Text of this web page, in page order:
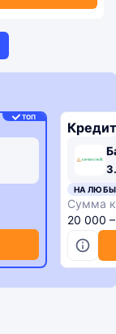
ТОП
НА
Сумма
20 000